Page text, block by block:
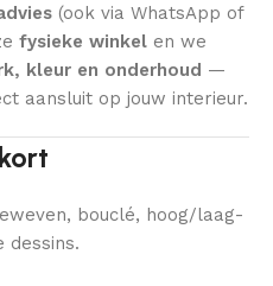
(ook via WhatsApp of
fysieke winkel en we
kleur en onderhoud —
aansluit op jouw interieur.
bouclé, hoog/laag-
dessins.